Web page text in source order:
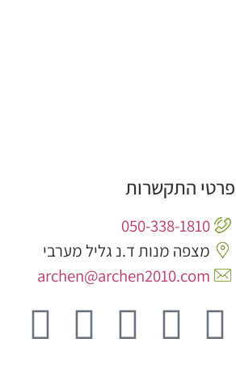
פרטי התקשרות
050-338-1810
מצפה מנות ד.נ גליל מערבי
archen@archen2010.com